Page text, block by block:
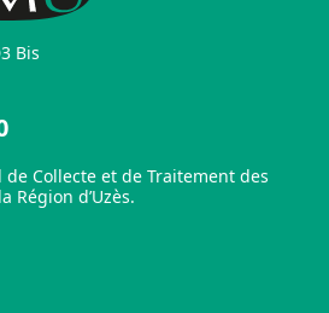
Bis
Collecte et de Traitement des
Région d’Uzès.